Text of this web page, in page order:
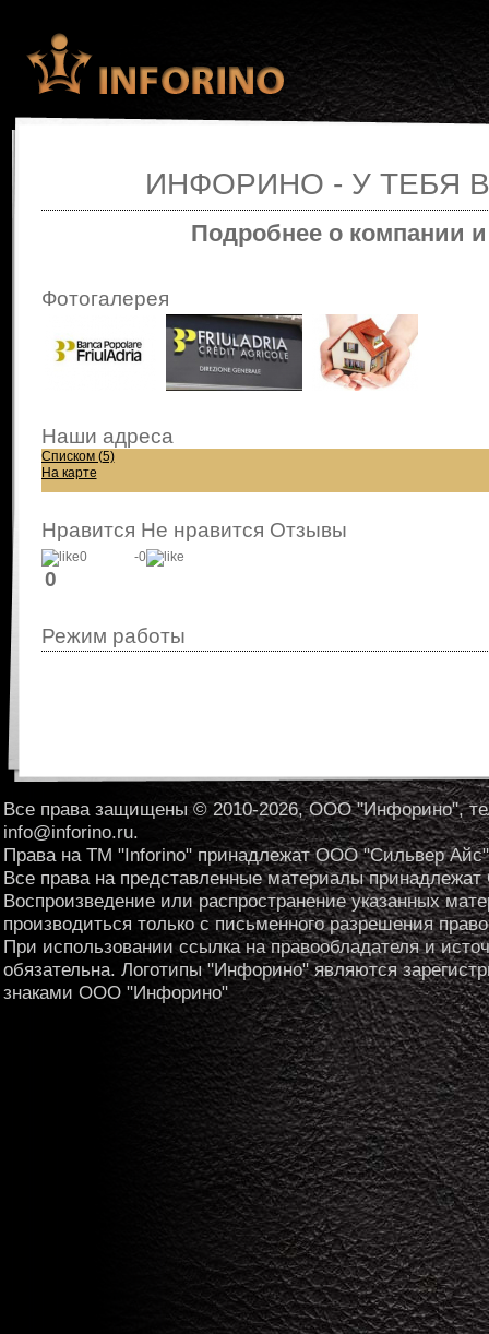
ИНФОРИНО - У ТЕБЯ
Подробнее о компании и
Фотогалерея
Наши адреса
Списком (5)
На карте
Нравится Не нравится Отзывы
0 -0
0
Режим работы
Все права защищены © 2010-2026, ООО "Инфорино",
info@inforino.ru.
Права на ТМ "Inforino" принадлежат ООО "Сильвер
Все права на представленные материалы
Воспроизведение или распространение указанных
производиться только с письменного разрешения
При использовании ссылка на правообладателя и
обязательна. Логотипы "Инфорино" являются
знаками ООО "Инфорино"